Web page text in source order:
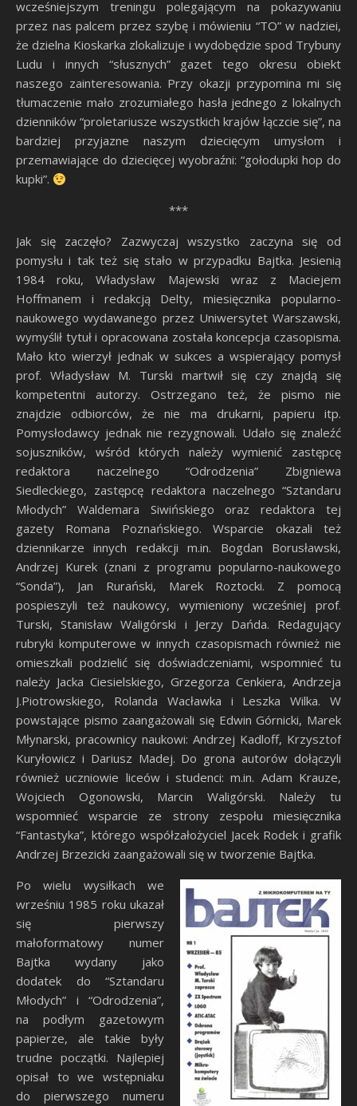
wcześniejszym treningu polegającym na pokazywaniu
przez nas palcem przez szybę i mówieniu “TO” w nadziei,
że dzielna Kioskarka zlokalizuje i wydobędzie spod Trybuny
Ludu i innych “słusznych” gazet tego okresu obiekt
naszego zainteresowania. Przy okazji przypomina mi się
tłumaczenie mało zrozumiałego hasła jednego z lokalnych
dzienników “proletariusze wszystkich krajów łączcie się”, na
bardziej przyjazne naszym dziecięcym umysłom i
przemawiające do dziecięcej wyobraźni: “gołodupki hop do
kupki”.
***
Jak się zaczęło? Zazwyczaj wszystko zaczyna się od
pomysłu i tak też się stało w przypadku Bajtka. Jesienią
1984 roku, Władysław Majewski wraz z Maciejem
Hoffmanem i redakcją Delty, miesięcznika popularno-
naukowego wydawanego przez Uniwersytet Warszawski,
wymyślił tytuł i opracowana została koncepcja czasopisma.
Mało kto wierzył jednak w sukces a wspierający pomysł
prof. Władysław M. Turski martwił się czy znajdą się
kompetentni autorzy. Ostrzegano też, że pismo nie
znajdzie odbiorców, że nie ma drukarni, papieru itp.
Pomysłodawcy jednak nie rezygnowali. Udało się znaleźć
sojuszników, wśród których należy wymienić zastępcę
redaktora naczelnego “Odrodzenia” Zbigniewa
Siedleckiego, zastępcę redaktora naczelnego “Sztandaru
Młodych” Waldemara Siwińskiego oraz redaktora tej
gazety Romana Poznańskiego. Wsparcie okazali też
dziennikarze innych redakcji m.in. Bogdan Borusławski,
Andrzej Kurek (znani z programu popularno-naukowego
“Sonda”), Jan Rurański, Marek Roztocki. Z pomocą
pospieszyli też naukowcy, wymieniony wcześniej prof.
Turski, Stanisław Waligórski i Jerzy Dańda. Redagujący
rubryki komputerowe w innych czasopismach również nie
omieszkali podzielić się doświadczeniami, wspomnieć tu
należy Jacka Ciesielskiego, Grzegorza Cenkiera, Andrzeja
J.Piotrowskiego, Rolanda Wacławka i Leszka Wilka. W
powstające pismo zaangażowali się Edwin Górnicki, Marek
Młynarski, pracownicy naukowi: Andrzej Kadloff, Krzysztof
Kuryłowicz i Dariusz Madej. Do grona autorów dołączyli
również uczniowie liceów i studenci: m.in. Adam Krauze,
Wojciech Ogonowski, Marcin Waligórski. Należy tu
wspomnieć wsparcie ze strony zespołu miesięcznika
“Fantastyka”, którego współzałożyciel Jacek Rodek i grafik
Andrzej Brzezicki zaangażowali się w tworzenie Bajtka.
Po wielu wysiłkach we
wrześniu 1985 roku ukazał
się pierwszy
małoformatowy numer
Bajtka wydany jako
dodatek do “Sztandaru
Młodych” i “Odrodzenia”,
na podłym gazetowym
papierze, ale takie były
trudne początki. Najlepiej
opisał to we wstępniaku
do pierwszego numeru